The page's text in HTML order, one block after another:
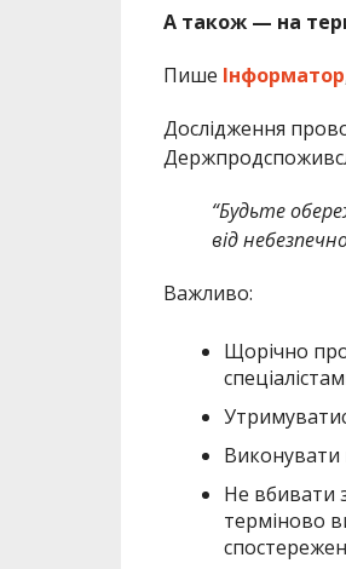
А також — на
Пише Інформатор
Дослідження
“Будьте
від
Важливо:
Щорічно
Не вбивати
терміново